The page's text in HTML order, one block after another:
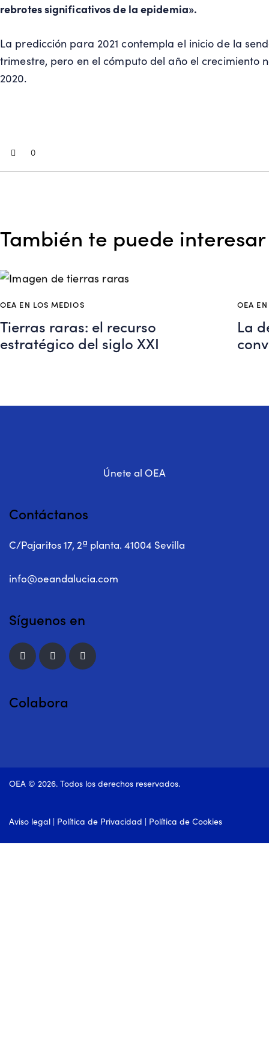
rebrotes significativos de la epidemia».
La predicción para 2021 contempla el inicio de la
trimestre, pero en el cómputo del año el crecimiento
2020.
0
También te puede interesar
OEA EN LOS MEDIOS
Tierras raras: el recurso
estratégico del siglo XXI
OEA
La
Únete al OEA
Contáctanos
C/Pajaritos 17, 2ª planta. 41004 Sevilla
info@oeandalucia.com
Síguenos en
Colabora
OEA © 2026. Todos los derechos reservados.
Aviso legal | Política de Privacidad | Política de Cookies